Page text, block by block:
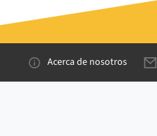
Acerca de nosotros